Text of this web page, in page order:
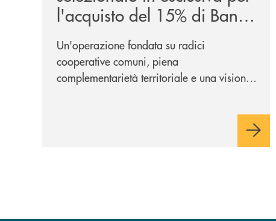
l'acquisto del 15% di Banca
Cambiano 1884
Un'operazione fondata su radici
cooperative comuni, piena
complementarietà territoriale e una visione